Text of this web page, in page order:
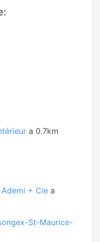
a 0.7km
+ Cie a
St-Maurice-